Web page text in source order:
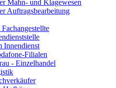
Mahn- und Klagewesen
Auftragsbearbeitung
Innendienst
Filialen
- Einzelhandel